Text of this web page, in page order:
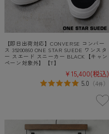
【即日出荷対応】CONVERSE コンバー
ス 35200860 ONE STAR SUEDE ワンスタ
ー スエード スニーカー BLACK【キャン
ペーン対象外】【T】
¥15,400(税込)
5.0 （4件）